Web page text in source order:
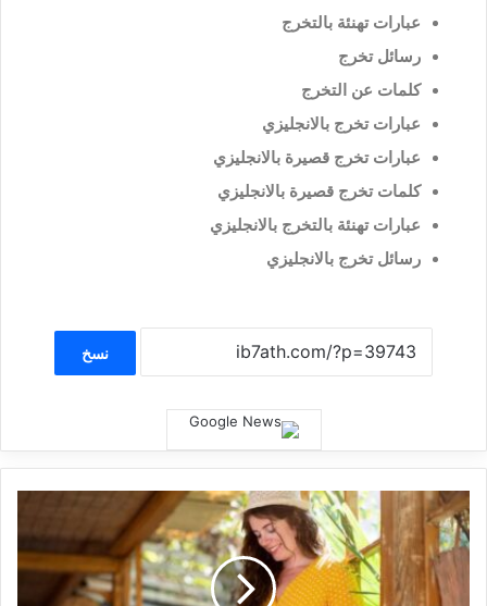
عبارات تهنئة بالتخرج
رسائل تخرج
كلمات عن التخرج
عبارات تخرج بالانجليزي
عبارات تخرج قصيرة بالانجليزي
كلمات تخرج قصيرة بالانجليزي
عبارات تهنئة بالتخرج بالانجليزي
رسائل تخرج بالانجليزي
نسخ